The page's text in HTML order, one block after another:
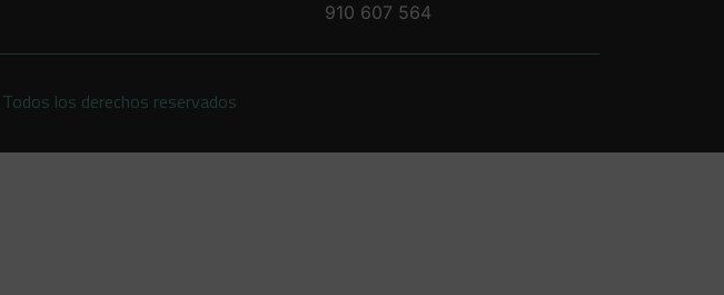
910 607 564
los derechos reservados